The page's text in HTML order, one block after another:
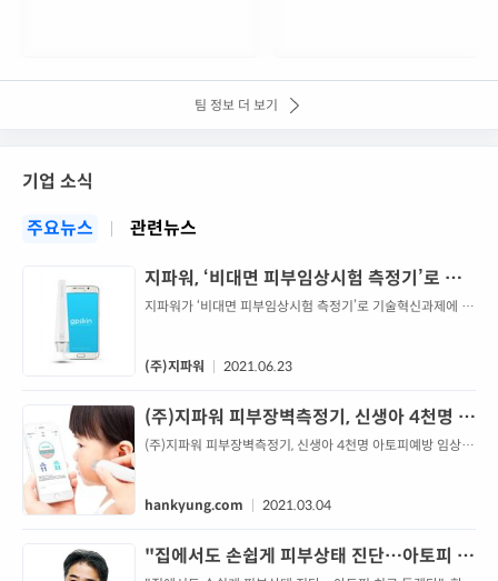
팀 정보 더 보기
기업 소식
주요뉴스
관련뉴스
지파워, ‘비대면 피부임상시험 측정기’로 기
술혁신과제 선정
지파워가 ‘비대면 피부임상시험 측정기’로 기술혁신과제에 선
바로 ‘홈케어 뷰티 디바이스’ 관련 업계다. 그중에서도 탄탄한
는 사물인터넷(IoT) 기반 스킨케어 기업인 지파워의 ‘비대면
피부임상시험 측정기’가 중소벤처기업부의 기술혁신과제로
선정되며 우수한 기술력을 다시 한번 인...
(주)지파워 2021.06.23
(주)지파워 피부장벽측정기, 신생아 4천명 아
토피예방 임상시험 연구도구 선정
(주)지파워 피부장벽측정기, 신생아 4천명 아토피예방 임상시
hankyung.com 2021.03.04
"집에서도 손쉽게 피부상태 진단…아토피 치